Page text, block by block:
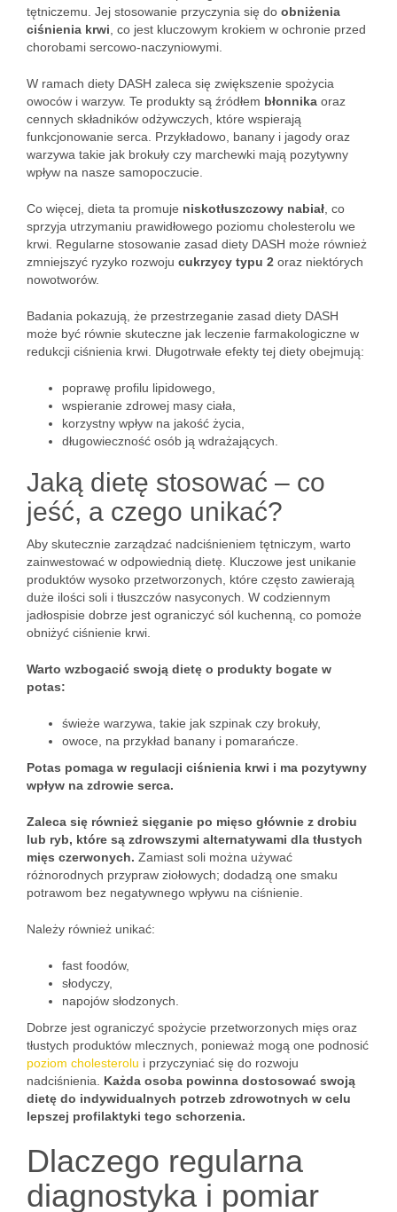
tętniczemu. Jej stosowanie przyczynia się do obniżenia
ciśnienia krwi , co jest kluczowym krokiem w ochronie przed
chorobami sercowo-naczyniowymi.
W ramach diety DASH zaleca się zwiększenie spożycia
owoców i warzyw. Te produkty są źródłem błonnika oraz
cennych składników odżywczych, które wspierają
funkcjonowanie serca. Przykładowo, banany i jagody oraz
warzywa takie jak brokuły czy marchewki mają pozytywny
wpływ na nasze samopoczucie.
Co więcej, dieta ta promuje niskotłuszczowy nabiał , co
sprzyja utrzymaniu prawidłowego poziomu cholesterolu we
krwi. Regularne stosowanie zasad diety DASH może również
zmniejszyć ryzyko rozwoju cukrzycy typu 2 oraz niektórych
nowotworów.
Badania pokazują, że przestrzeganie zasad diety DASH
może być równie skuteczne jak leczenie farmakologiczne w
redukcji ciśnienia krwi. Długotrwałe efekty tej diety obejmują:
poprawę profilu lipidowego,
wspieranie zdrowej masy ciała,
korzystny wpływ na jakość życia,
długowieczność osób ją wdrażających.
Jaką dietę stosować – co
jeść, a czego unikać?
Aby skutecznie zarządzać nadciśnieniem tętniczym, warto
zainwestować w odpowiednią dietę. Kluczowe jest unikanie
produktów wysoko przetworzonych, które często zawierają
duże ilości soli i tłuszczów nasyconych. W codziennym
jadłospisie dobrze jest ograniczyć sól kuchenną, co pomoże
obniżyć ciśnienie krwi.
Warto wzbogacić swoją dietę o produkty bogate w
potas:
świeże warzywa, takie jak szpinak czy brokuły,
owoce, na przykład banany i pomarańcze.
Potas pomaga w regulacji ciśnienia krwi i ma pozytywny
wpływ na zdrowie serca.
Zaleca się również sięganie po mięso głównie z drobiu
lub ryb, które są zdrowszymi alternatywami dla tłustych
mięs czerwonych. Zamiast soli można używać
różnorodnych przypraw ziołowych; dodadzą one smaku
potrawom bez negatywnego wpływu na ciśnienie.
Należy również unikać:
fast foodów,
słodyczy,
napojów słodzonych.
Dobrze jest ograniczyć spożycie przetworzonych mięs oraz
tłustych produktów mlecznych, ponieważ mogą one podnosić
poziom cholesterolu i przyczyniać się do rozwoju
nadciśnienia. Każda osoba powinna dostosować swoją
dietę do indywidualnych potrzeb zdrowotnych w celu
lepszej profilaktyki tego schorzenia.
Dlaczego regularna
diagnostyka i pomiar